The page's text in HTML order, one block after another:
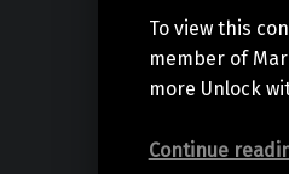
To view this
member of
more Unlock
Continue